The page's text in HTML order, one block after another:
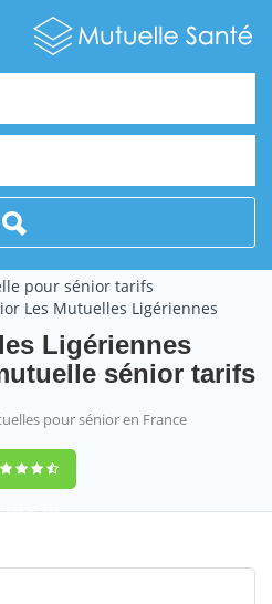
pour sénior tarifs
Les Mutuelles Ligériennes
Ligériennes
sénior tarifs
pour sénior en France
452